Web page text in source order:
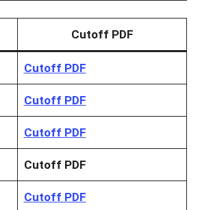
Cutoff PDF
Cutoff PDF
Cutoff PDF
Cutoff PDF
Cutoff PDF
Cutoff PDF